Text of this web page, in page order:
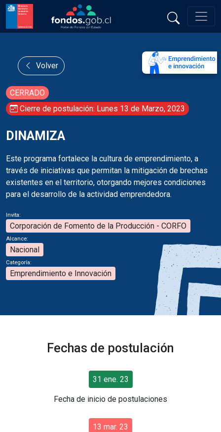
Volver
CERRADO
Cierre de postulación: Lunes 13 de Marzo, 2023
DINAMIZA
Este programa fortalece la cultura de emprendimiento, a
través de iniciativas que permitan la mitigación de brechas
existentes en el territorio, otorgando mejores condiciones
para el desarrollo de la actividad emprendedora.
Invita:
Corporación de Fomento de la Producción - CORFO
Alcance:
Nacional
Categoría:
Emprendimiento e Innovación
Fechas de postulación
31 ene. 23
Fecha de inicio de postulaciones
13 mar. 23